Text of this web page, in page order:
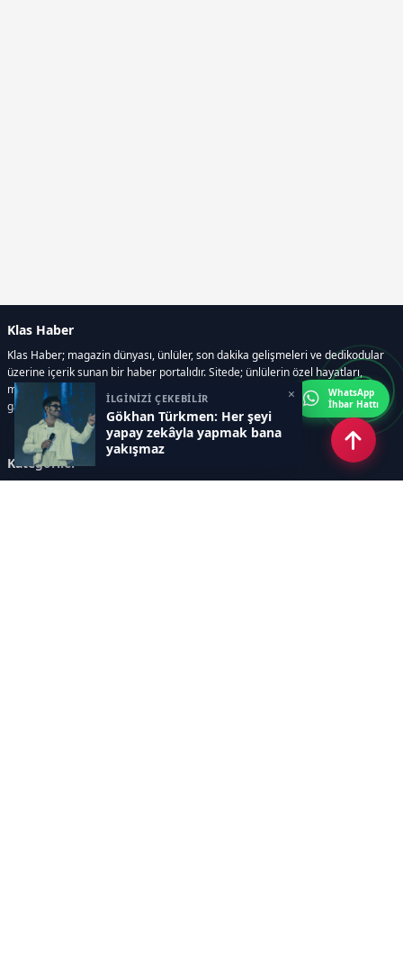
İLGİNİZİ ÇEKEBİLİR
Gökhan Türkmen: Her şeyi
yapay zekâyla yapmak bana
yakışmaz
×
Klas Haber
Klas Haber; magazin dünyası, ünlüler, son dakika gelişmeleri ve dedikodular
üzerine içerik sunan bir haber portalıdır. Sitede; ünlülerin özel hayatları,
magazin gündemi, röportajlar, fotoğraf ve video galerileri, resmi ilanlar, e-
gazete gibi geniş bir içerik yelpazesi bulunur.
Kategoriler
WhatsApp
İhbar Hattı